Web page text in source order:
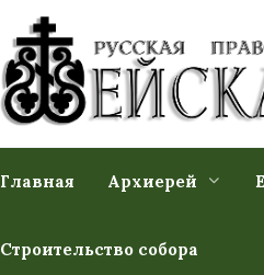
Главная Архиерей
Строительство собора